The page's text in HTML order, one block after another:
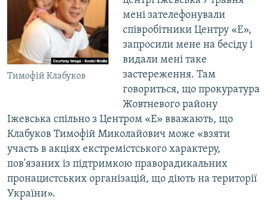
Тимофій Клабуков
мені зателефонували
співробітники Центру «Е»,
запросили мене на бесіду і
видали мені таке
застереження. Там
говориться, що прокуратура
Жовтневого району
Іжевська спільно з Центром «Е» вважають, що
Клабуков Тимофій Миколайович може «взяти
участь в акціях екстремістського характеру,
пов'язаних із підтримкою праворадикальних
пронацистських організацій, що діють на території
України».